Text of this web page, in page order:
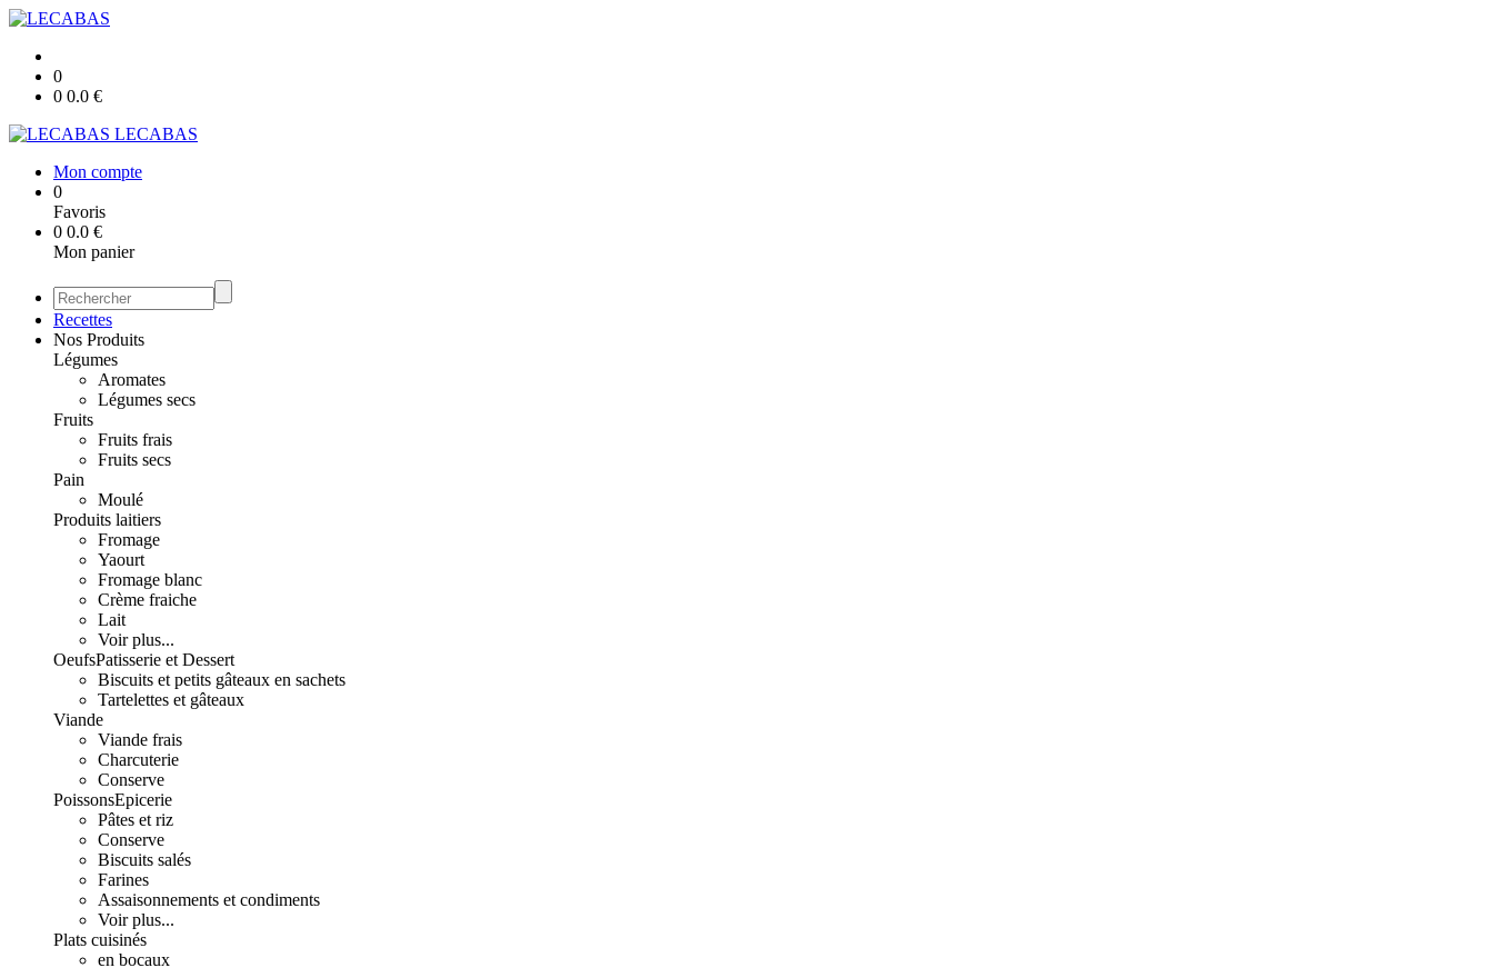
0
0 0.0 €
LECABAS
Mon compte
0
Favoris
0 0.0 €
Mon panier
Recettes
Nos Produits
Légumes
Aromates
Légumes secs
Fruits
Fruits frais
Fruits secs
Pain
Moulé
Produits laitiers
Fromage
Yaourt
Fromage blanc
Crème fraiche
Lait
Voir plus...
OeufsPatisserie et Dessert
Biscuits et petits gâteaux en sachets
Tartelettes et gâteaux
Viande
Viande frais
Charcuterie
Conserve
PoissonsEpicerie
Pâtes et riz
Conserve
Biscuits salés
Farines
Assaisonnements et condiments
Voir plus...
Plats cuisinés
en bocaux